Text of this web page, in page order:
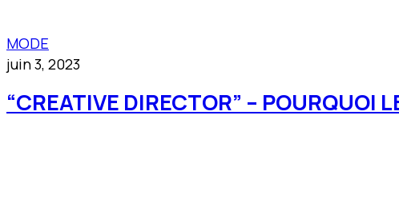
MODE
juin 3, 2023
“CREATIVE DIRECTOR” – POURQUOI